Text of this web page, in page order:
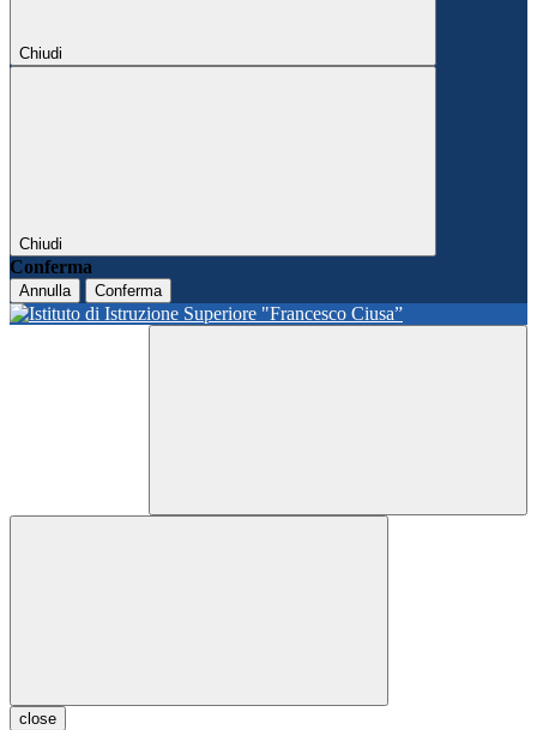
Chiudi
Chiudi
Conferma
Annulla Conferma
close